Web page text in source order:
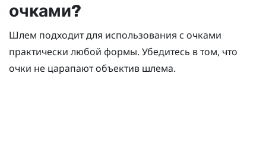
очками?
Шлем подходит для использования с очками
практически любой формы. Убедитесь в том, что
очки не царапают объектив шлема.